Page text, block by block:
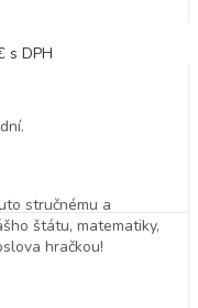
s DPH
stručnému a
štátu, matematiky,
hračkou!